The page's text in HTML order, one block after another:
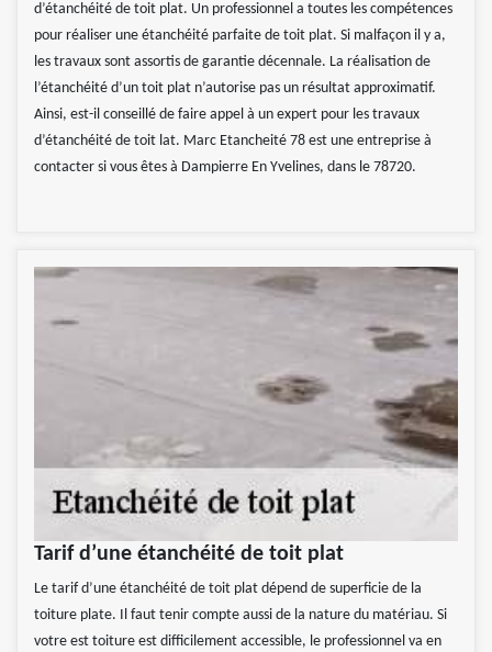
d’étanchéité de toit plat. Un professionnel a toutes les compétences
pour réaliser une étanchéité parfaite de toit plat. Si malfaçon il y a,
les travaux sont assortis de garantie décennale. La réalisation de
l’étanchéité d’un toit plat n’autorise pas un résultat approximatif.
Ainsi, est-il conseillé de faire appel à un expert pour les travaux
d’étanchéité de toit lat. Marc Etancheité 78 est une entreprise à
contacter si vous êtes à Dampierre En Yvelines, dans le 78720.
Tarif d’une étanchéité de toit plat
Le tarif d’une étanchéité de toit plat dépend de superficie de la
toiture plate. Il faut tenir compte aussi de la nature du matériau. Si
votre est toiture est difficilement accessible, le professionnel va en